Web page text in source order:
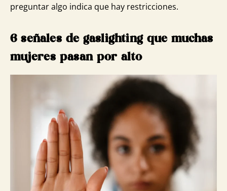
preguntar algo indica que hay restricciones.
6 señales de gaslighting que muchas
mujeres pasan por alto